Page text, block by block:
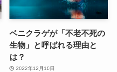
ベニクラゲが「不老不死の
生物」と呼ばれる理由と
は？
2022年12月10日